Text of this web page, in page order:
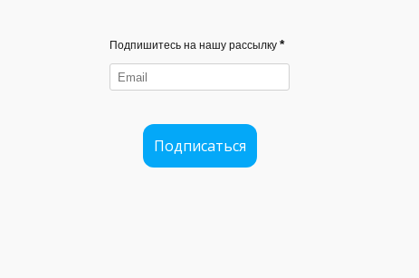
Подпишитесь на нашу рассылку *
Подписаться